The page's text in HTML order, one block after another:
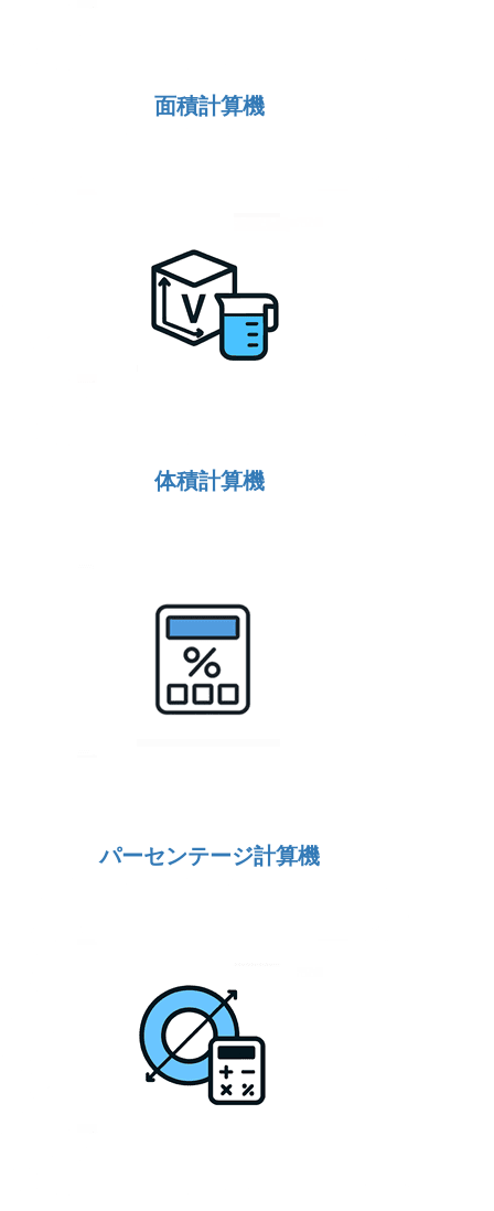
面積計算機
体積計算機
パーセンテージ計算機